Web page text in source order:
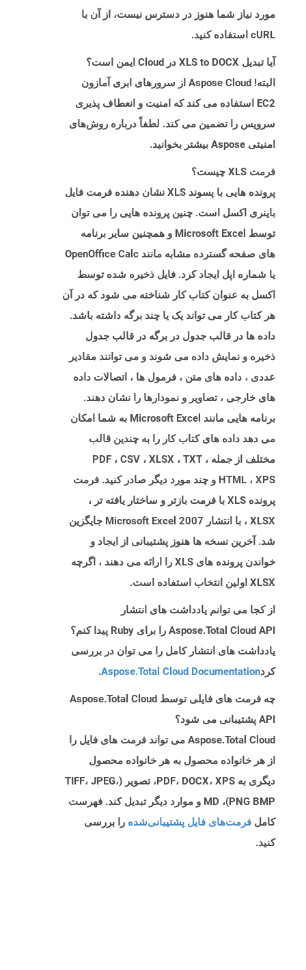
مورد نیاز شما هنوز در دسترس نیست، از آن با
cURL استفاده کنید.
آیا تبدیل XLS to DOCX در Cloud ایمن است؟
البته! Aspose Cloud از سرورهای ابری آمازون
EC2 استفاده می کند که امنیت و انعطاف پذیری
سرویس را تضمین می کند. لطفاً درباره روش‌های
امنیتی Aspose بیشتر بخوانید.
فرمت XLS چیست؟
پرونده هایی با پسوند XLS نشان دهنده فرمت فایل
باینری اکسل است. چنین پرونده هایی را می توان
توسط Microsoft Excel و همچنین سایر برنامه
های صفحه گسترده مشابه مانند OpenOffice Calc
یا شماره اپل ایجاد کرد. فایل ذخیره شده توسط
اکسل به عنوان کتاب کار شناخته می شود که در آن
هر کتاب کار می تواند یک یا چند برگه داشته باشد.
داده ها در قالب جدول در برگه در قالب جدول
ذخیره و نمایش داده می شوند و می توانند مقادیر
عددی ، داده های متن ، فرمول ها ، اتصالات داده
های خارجی ، تصاویر و نمودارها را نشان دهند.
برنامه هایی مانند Microsoft Excel به شما امکان
می دهد داده های کتاب کار را به چندین قالب
مختلف از جمله PDF ، CSV ، XLSX ، TXT ،
HTML ، XPS و چند مورد دیگر صادر کنید. فرمت
پرونده XLS با فرمت بازتر و ساختار یافته تر ،
XLSX ، با انتشار Microsoft Excel 2007 جایگزین
شد. آخرین نسخه ها هنوز پشتیبانی از ایجاد و
خواندن پرونده های XLS را ارائه می دهند ، اگرچه
XLSX اولین انتخاب استفاده است.
از کجا می توانم یادداشت های انتشار
Aspose.Total Cloud API را برای Ruby پیدا کنم؟
یادداشت های انتشار کامل را می توان در بررسی
کردAspose.Total Cloud Documentation
.
چه فرمت های فایلی توسط Aspose.Total Cloud
API پشتیبانی می شود؟
Aspose.Total Cloud می تواند فرمت های فایل را
از هر خانواده محصول به هر خانواده محصول
دیگری به PDF، DOCX، XPS، تصویر (TIFF، JPEG،
PNG BMP)، MD و موارد دیگر تبدیل کند. فهرست
کامل فرمت‌های فایل پشتیبانی‌شده را بررسی
کنید.